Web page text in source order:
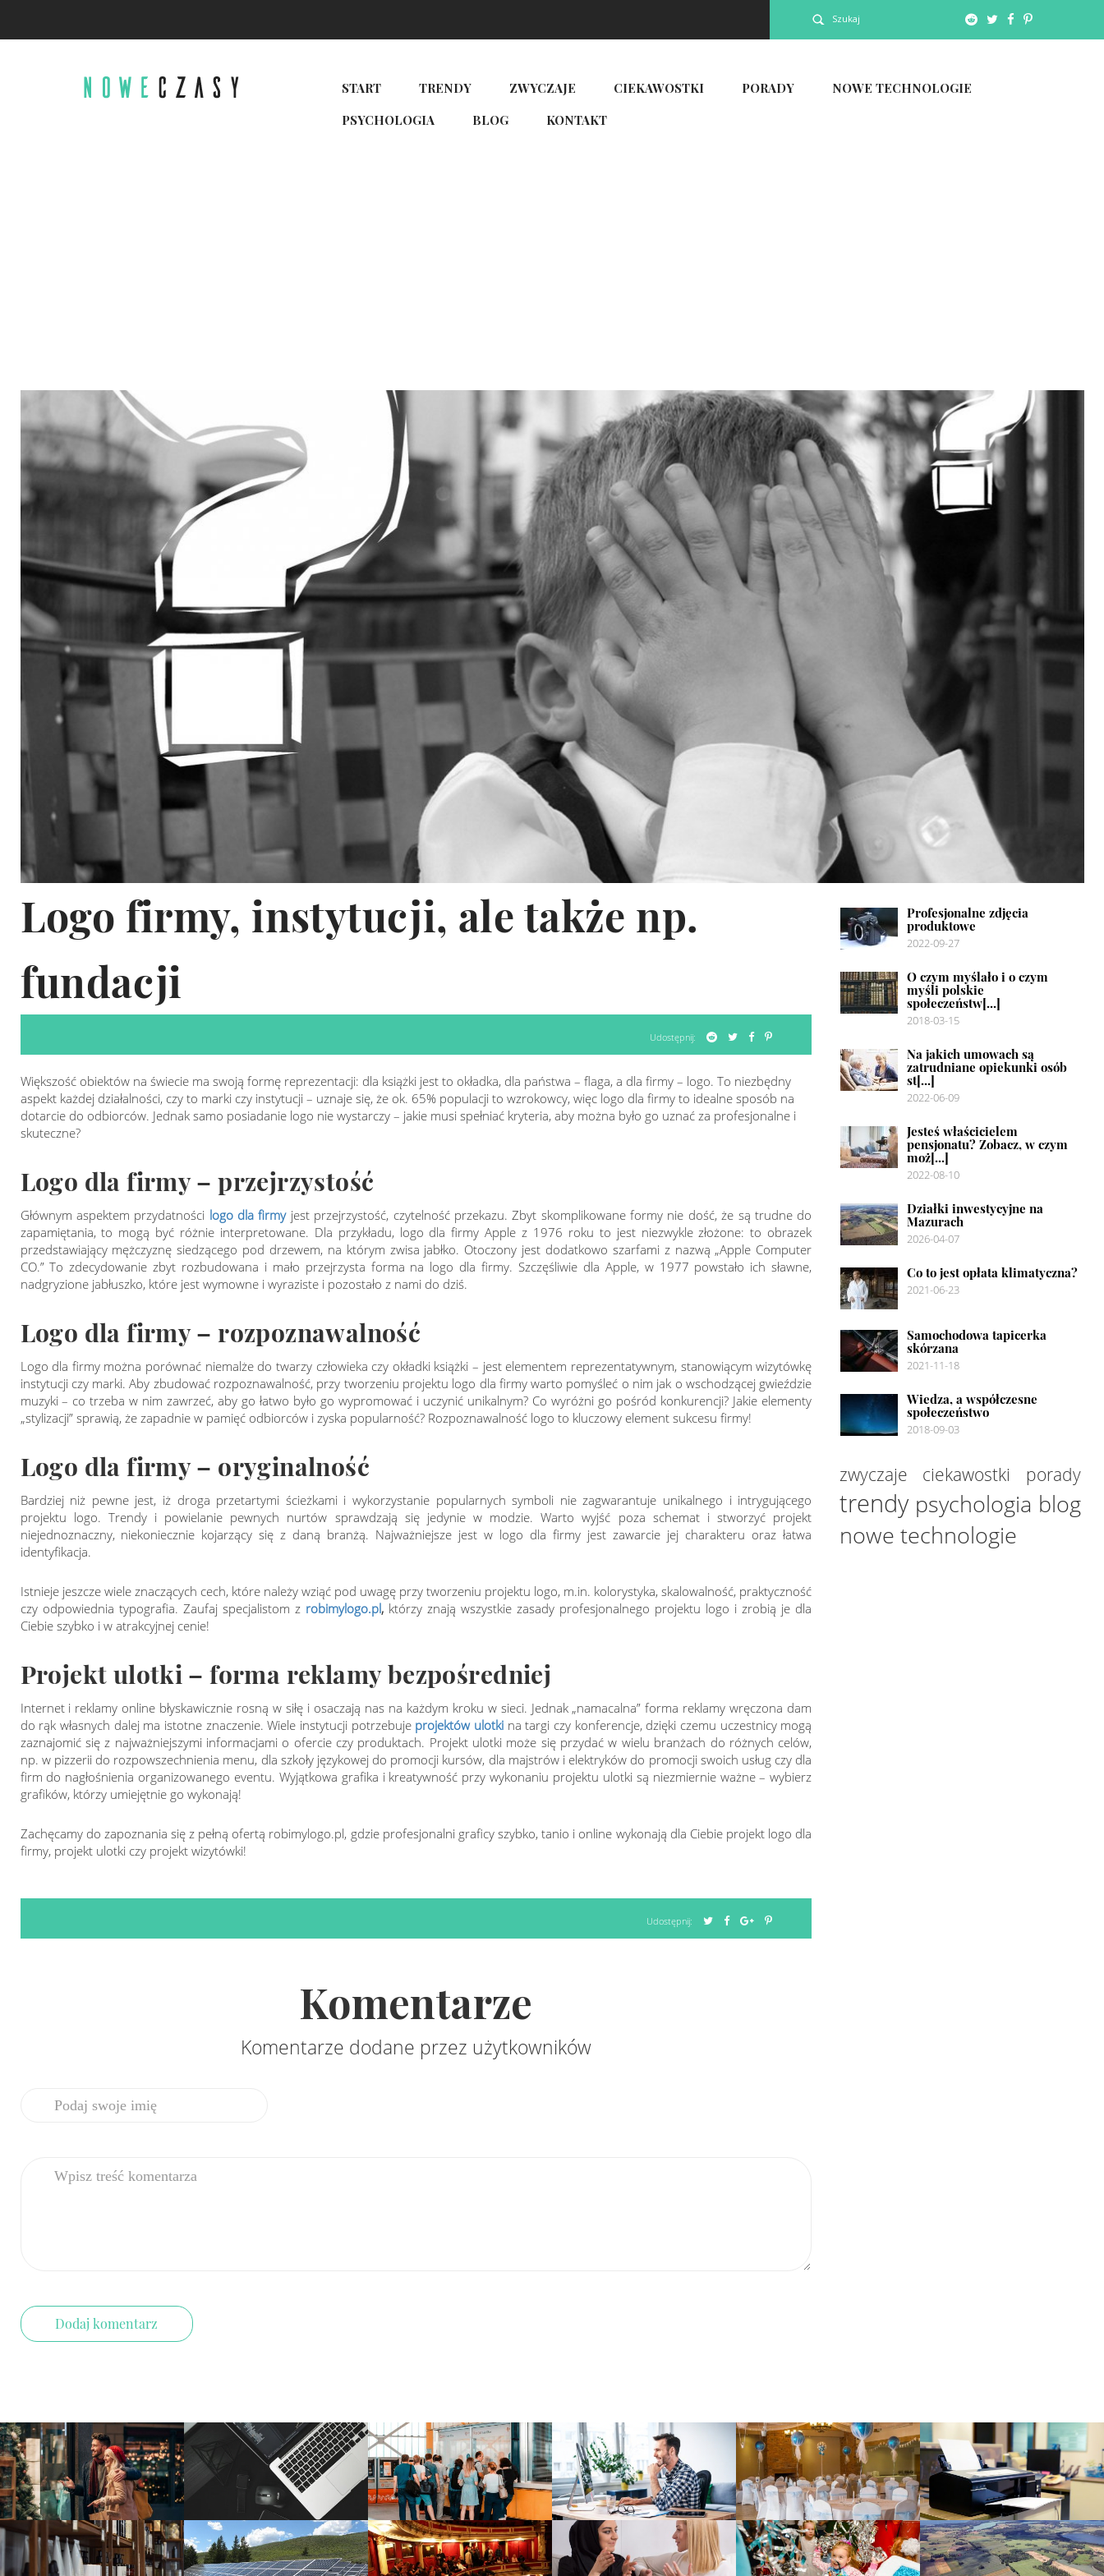
Szukaj
START TRENDY ZWYCZAJE CIEKAWOSTKI PORADY
NOWE TECHNOLOGIE
PSYCHOLOGIA
BLOG KONTAKT
Logo firmy, instytucji, ale także np.
fundacji
Udostępnij:
Większość obiektów na świecie ma swoją formę reprezentacji: dla książki jest to okładka, dla państwa – flaga, a dla firmy – logo. To niezbędny
aspekt każdej działalności, czy to marki czy instytucji – uznaje się, że ok. 65% populacji to wzrokowcy, więc logo dla firmy to idealne sposób na
dotarcie do odbiorców. Jednak samo posiadanie logo nie wystarczy – jakie musi spełniać kryteria, aby można było go uznać za profesjonalne i
skuteczne?
Logo dla firmy – przejrzystość
Głównym aspektem przydatności logo dla firmyjest przejrzystość, czytelność przekazu. Zbyt skomplikowane formy nie dość, że są trudne do
zapamiętania, to mogą być różnie interpretowane. Dla przykładu, logo dla firmy Apple z 1976 roku to jest niezwykle złożone: to obrazek
przedstawiający mężczyznę siedzącego pod drzewem, na którym zwisa jabłko. Otoczony jest dodatkowo szarfami z nazwą „Apple Computer
CO.” To zdecydowanie zbyt rozbudowana i mało przejrzysta forma na logo dla firmy. Szczęśliwie dla Apple, w 1977 powstało ich sławne,
nadgryzione jabłuszko, które jest wymowne i wyraziste i pozostało z nami do dziś.
Logo dla firmy – rozpoznawalność
Logo dla firmy można porównać niemalże do twarzy człowieka czy okładki książki – jest elementem reprezentatywnym, stanowiącym wizytówkę
instytucji czy marki. Aby zbudować rozpoznawalność, przy tworzeniu projektu logo dla firmy warto pomyśleć o nim jak o wschodzącej gwieździe
muzyki – co trzeba w nim zawrzeć, aby go łatwo było go wypromować i uczynić unikalnym? Co wyróżni go pośród konkurencji? Jakie elementy
„stylizacji” sprawią, że zapadnie w pamięć odbiorców i zyska popularność? Rozpoznawalność logo to kluczowy element sukcesu firmy!
Logo dla firmy – oryginalność
Bardziej niż pewne jest, iż droga przetartymi ścieżkami i wykorzystanie popularnych symboli nie zagwarantuje unikalnego i intrygującego
projektu logo. Trendy i powielanie pewnych nurtów sprawdzają się jedynie w modzie. Warto wyjść poza schemat i stworzyć projekt
niejednoznaczny, niekoniecznie kojarzący się z daną branżą. Najważniejsze jest w logo dla firmy jest zawarcie jej charakteru oraz łatwa
identyfikacja.
Istnieje jeszcze wiele znaczących cech, które należy wziąć pod uwagę przy tworzeniu projektu logo, m.in. kolorystyka, skalowalność, praktyczność
czy odpowiednia typografia. Zaufaj specjalistom z robimylogo.pl,którzy znają wszystkie zasady profesjonalnego projektu logo i zrobią je dla
Ciebie szybko i w atrakcyjnej cenie!
Projekt ulotki – forma reklamy bezpośredniej
Internet i reklamy online błyskawicznie rosną w siłę i osaczają nas na każdym kroku w sieci. Jednak „namacalna” forma reklamy wręczona dam
do rąk własnych dalej ma istotne znaczenie. Wiele instytucji potrzebuje projektów ulotkina targi czy konferencje, dzięki czemu uczestnicy mogą
zaznajomić się z najważniejszymi informacjami o ofercie czy produktach. Projekt ulotki może się przydać w wielu branżach do różnych celów,
np. w pizzerii do rozpowszechnienia menu, dla szkoły językowej do promocji kursów, dla majstrów i elektryków do promocji swoich usług czy dla
firm do nagłośnienia organizowanego eventu. Wyjątkowa grafika i kreatywność przy wykonaniu projektu ulotki są niezmiernie ważne – wybierz
grafików, którzy umiejętnie go wykonają!
Zachęcamy do zapoznania się z pełną ofertą robimylogo.pl, gdzie profesjonalni graficy szybko, tanio i online wykonają dla Ciebie projekt logo dla
firmy, projekt ulotki czy projekt wizytówki!
Udostępnij:
Profesjonalne zdjęcia
produktowe
2022-09-27
O czym myślało i o czym
myśli polskie
społeczeństw[...]
2018-03-15
Na jakich umowach są
zatrudniane opiekunki osób
st[...]
2022-06-09
Jesteś właścicielem
pensjonatu? Zobacz, w czym
moż[...]
2022-08-10
Działki inwestycyjne na
Mazurach
2026-04-07
Co to jest opłata klimatyczna?
2021-06-23
Samochodowa tapicerka
skórzana
2021-11-18
Wiedza, a współczesne
społeczeństwo
2018-09-03
zwyczaje ciekawostki porady
trendy psychologia blog
nowe technologie
Komentarze
Komentarze dodane przez użytkowników